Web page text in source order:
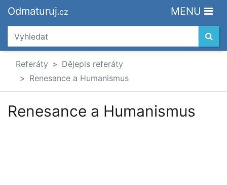
Odmaturuj.cz MENU
Referáty
Dějepis referáty
Renesance a Humanismus
Renesance a Humanismus